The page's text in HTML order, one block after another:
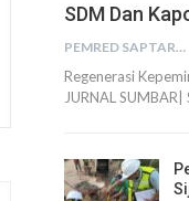
SDM Dan
PEMRED SAPTARIUS
Regenerasi
JURNAL